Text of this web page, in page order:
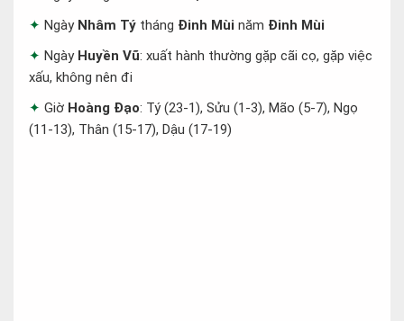
Ngày Nhâm Tý tháng Đinh Mùi năm Đinh Mùi
Ngày Huyền Vũ: xuất hành thường gặp cãi cọ, gặp việc
xấu, không nên đi
Giờ Hoàng Đạo: Tý (23-1), Sửu (1-3), Mão (5-7), Ngọ
(11-13), Thân (15-17), Dậu (17-19)